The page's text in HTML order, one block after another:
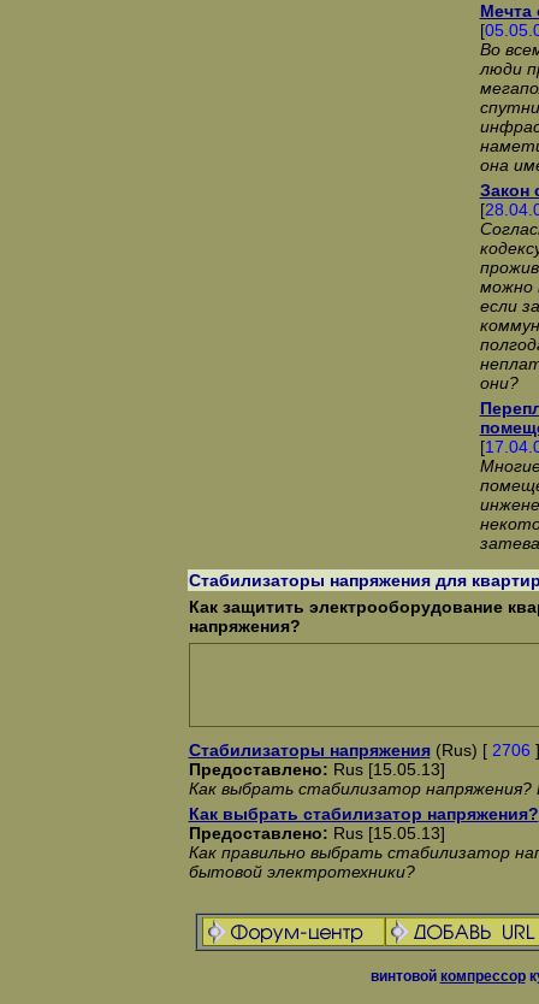
Мечта
[
Во
люди
она
Закон
[
можно
если
они?
[
Стабилизаторы напряжения для
Как защитить электрооборудование
напряжения?
Стабилизаторы напряжения(Rus) [ 2706 ]
Предоставлено: Rus [15.05.13]
Как выбрать стабилизатор напряжения?
Как выбрать стабилизатор напряжения?
Предоставлено: Rus [15.05.13]
Как правильно выбрать стабилизатор
бытовой электротехники?
винтовой компрессор